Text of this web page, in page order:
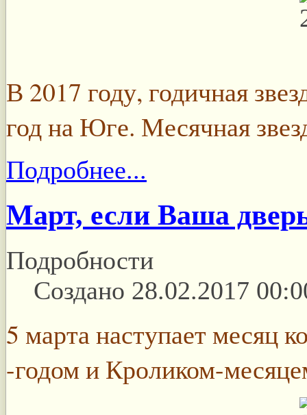
В 2017 году, годичная
год на Юге. Месячная
Подробнее...
Март, если Ваша
Подробности
Создано 28.02.2017
5 марта наступает месяц
-годом и Кроликом-